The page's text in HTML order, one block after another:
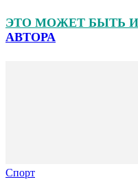
ЭТО МОЖЕТ БЫТЬ
АВТОРА
Спорт